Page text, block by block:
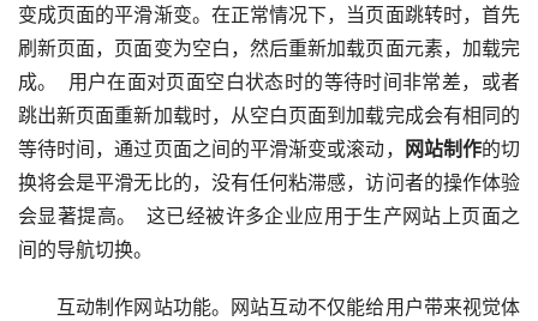
变成页面的平滑渐变。在正常情况下，当页面跳转时，首先
刷新页面，页面变为空白，然后重新加载页面元素，加载完
成。  用户在面对页面空白状态时的等待时间非常差，或者
跳出新页面重新加载时，从空白页面到加载完成会有相同的
等待时间，通过页面之间的平滑渐变或滚动， 网站制作的切
换将会是平滑无比的，没有任何粘滞感，访问者的操作体验
会显著提高。  这已经被许多企业应用于生产网站上页面之
间的导航切换。
互动制作网站功能。网站互动不仅能给用户带来视觉体